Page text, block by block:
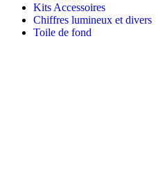
Kits Accessoires
Chiffres lumineux et divers
Toile de fond